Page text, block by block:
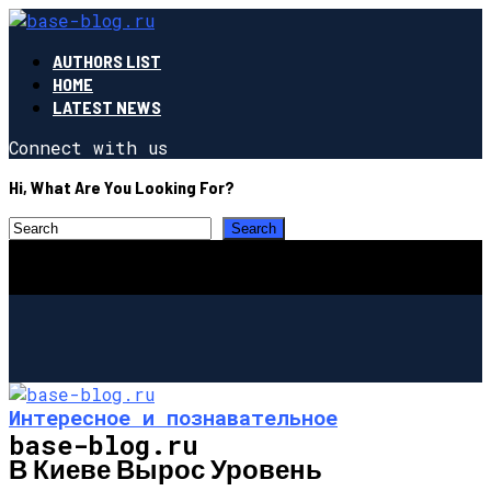
AUTHORS LIST
HOME
LATEST NEWS
Connect with us
Hi, What Are You Looking For?
base-blog.ru
Интересное и познавательное
В Киеве Вырос Уровень